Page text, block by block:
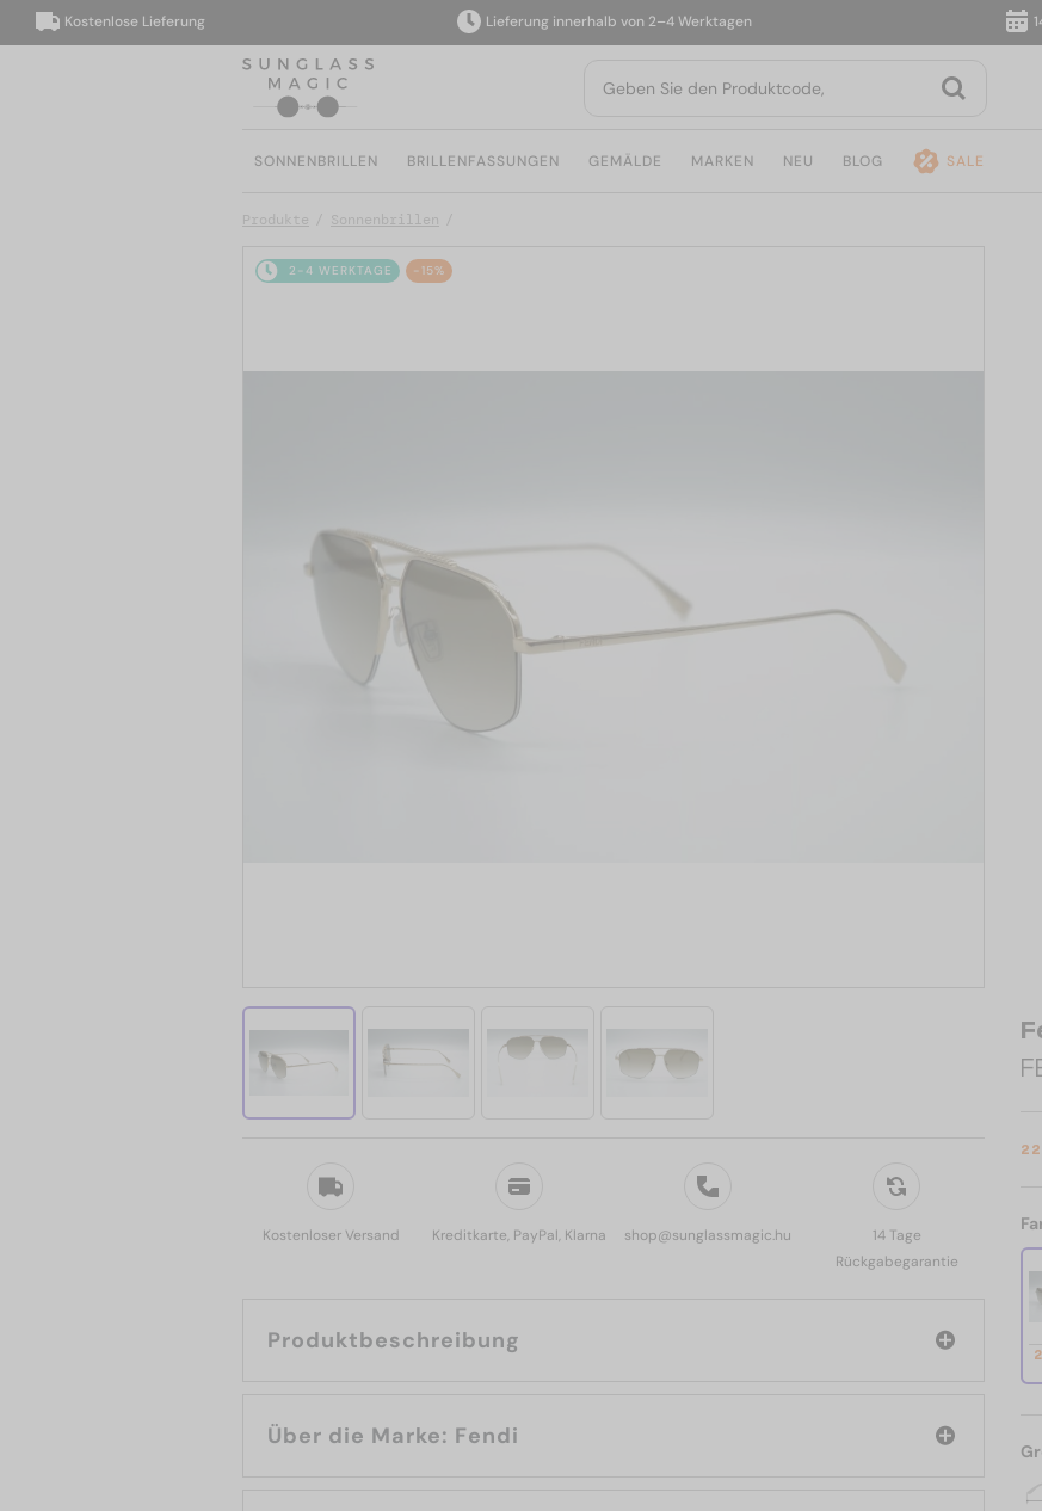
Kostenlose Lieferung Lieferung innerhalb von 2–4 Werktagen 14
SONNENBRILLEN BRILLENFASSUNGEN GEMÄLDE MARKEN NEU BLOG SALE
Produkte Sonnenbrillen
2-4 WERKTAGE -15%
Kostenloser Versand Kreditkarte, PayPal, Klarna shop@sunglassmagic.hu
14 Tage
Rückgabegarantie
Produktbeschreibung
Über die Marke: Fendi